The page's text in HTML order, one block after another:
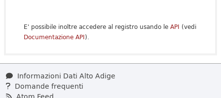
E' possibile inoltre accedere al registro usando le API (vedi
Documentazione API).
Informazioni Dati Alto Adige
Domande frequenti